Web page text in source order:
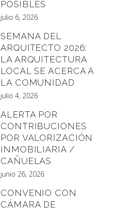
POSIBLES
julio 6, 2026
SEMANA DEL
ARQUITECTO 2026:
LA ARQUITECTURA
LOCAL SE ACERCA A
LA COMUNIDAD
julio 4, 2026
ALERTA POR
CONTRIBUCIONES
POR VALORIZACIÓN
INMOBILIARIA /
CAÑUELAS
junio 26, 2026
CONVENIO CON
CÁMARA DE